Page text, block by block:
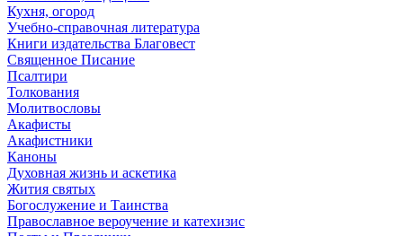
Кухня, огород
Учебно-справочная литература
Книги издательства Благовест
Священное Писание
Псалтири
Толкования
Молитвословы
Акафисты
Акафистники
Каноны
Духовная жизнь и аскетика
Жития святых
Богослужение и Таинства
Православное вероучение и катехизис